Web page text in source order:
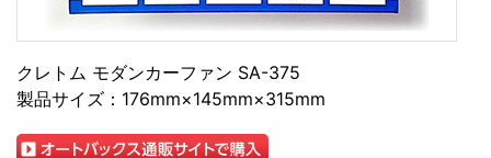
クレトム モダンカーファン SA-375
製品サイズ：176mm×145mm×315mm